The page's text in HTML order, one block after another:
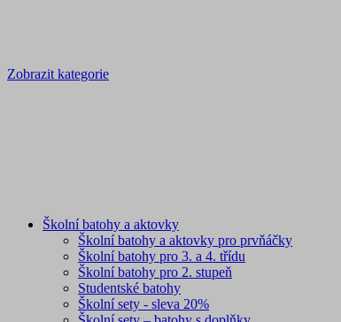
Zobrazit kategorie
Školní batohy a aktovky
Školní batohy a aktovky pro prvňáčky
Školní batohy pro 3. a 4. třídu
Školní batohy pro 2. stupeň
Studentské batohy
Školní sety - sleva 20%